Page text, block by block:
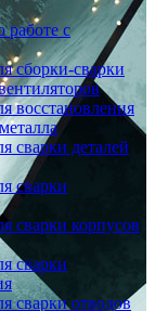
работе с
сборки-сварки
восстановления
сварки деталей
сварки
сварки корпусов
сварки
сварки отводов